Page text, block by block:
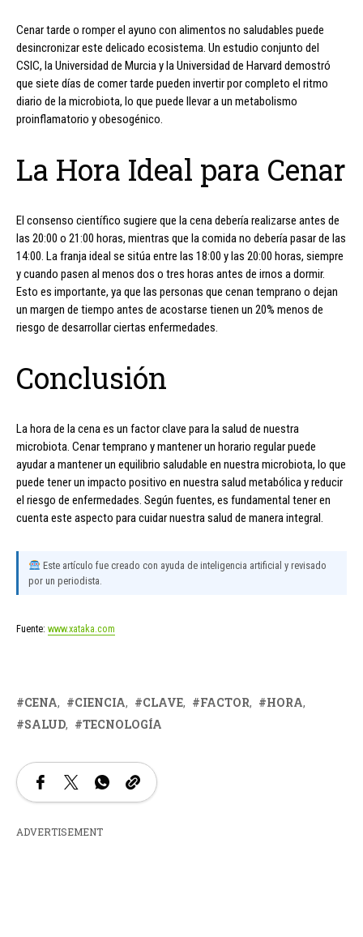
Cenar tarde o romper el ayuno con alimentos no saludables puede
desincronizar este delicado ecosistema. Un estudio conjunto del
CSIC, la Universidad de Murcia y la Universidad de Harvard demostró
que siete días de comer tarde pueden invertir por completo el ritmo
diario de la microbiota, lo que puede llevar a un metabolismo
proinflamatorio y obesogénico.
La Hora Ideal para Cenar
El consenso científico sugiere que la cena debería realizarse antes de
las 20:00 o 21:00 horas, mientras que la comida no debería pasar de las
14:00. La franja ideal se sitúa entre las 18:00 y las 20:00 horas, siempre
y cuando pasen al menos dos o tres horas antes de irnos a dormir.
Esto es importante, ya que las personas que cenan temprano o dejan
un margen de tiempo antes de acostarse tienen un 20% menos de
riesgo de desarrollar ciertas enfermedades.
Conclusión
La hora de la cena es un factor clave para la salud de nuestra
microbiota. Cenar temprano y mantener un horario regular puede
ayudar a mantener un equilibrio saludable en nuestra microbiota, lo que
puede tener un impacto positivo en nuestra salud metabólica y reducir
el riesgo de enfermedades. Según fuentes, es fundamental tener en
cuenta este aspecto para cuidar nuestra salud de manera integral.
Este artículo fue creado con ayuda de inteligencia artificial y revisado
por un periodista.
Fuente: www.xataka.com
CENA CIENCIA CLAVE FACTOR
HORA
SALUD
TECNOLOGÍA
ADVERTISEMENT